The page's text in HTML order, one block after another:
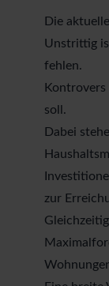
Die
Unstrittig
fehlen.
soll.
Dabei
zur